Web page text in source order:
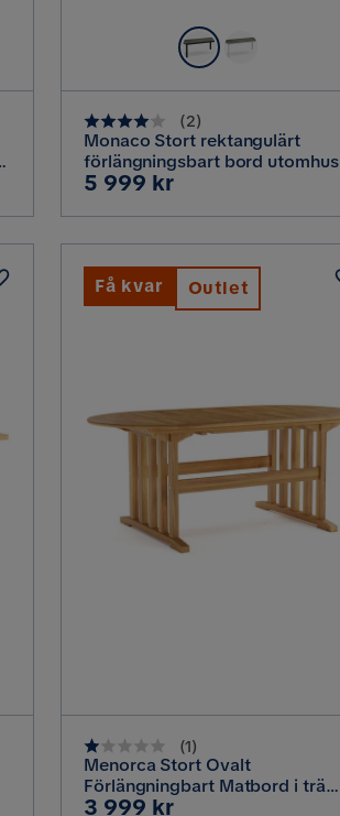
(2)
Monaco Stort rektangulärt
förlängningsbart bord utomhus
med iläggsskiva 210-310x90 cm
Pris
5 999 kr
(1)
Menorca Stort Ovalt
Förlängningbart Matbord i trä
Utomhus 100x180 cm, Teak /
Pris
3 999 kr
Få kvar Outlet